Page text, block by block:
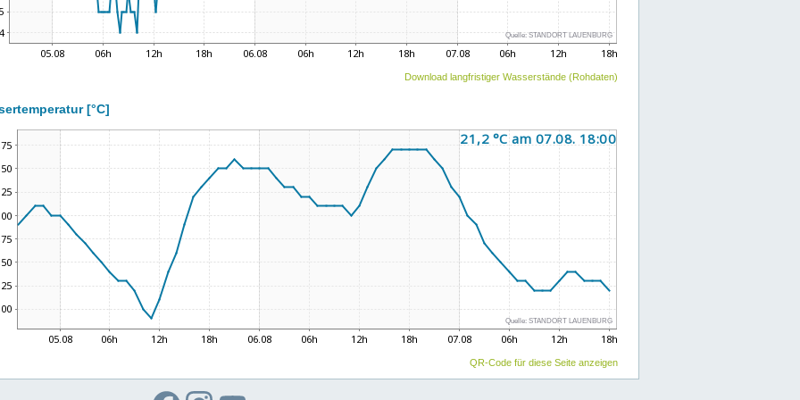
Download langfristiger Wasserstände (Rohdaten)
[°C]
QR-Code für diese Seite anzeigen